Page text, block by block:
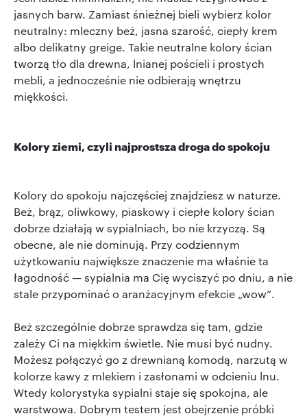
jasnych barw. Zamiast śnieżnej bieli wybierz kolor
neutralny: mleczny beż, jasna szarość, ciepły krem
albo delikatny greige. Takie neutralne kolory ścian
tworzą tło dla drewna, lnianej pościeli i prostych
mebli, a jednocześnie nie odbierają wnętrzu
miękkości.
Kolory ziemi, czyli najprostsza droga do spokoju
Kolory do spokoju najczęściej znajdziesz w naturze.
Beż, brąz, oliwkowy, piaskowy i ciepłe kolory ścian
dobrze działają w sypialniach, bo nie krzyczą. Są
obecne, ale nie dominują. Przy codziennym
użytkowaniu największe znaczenie ma właśnie ta
łagodność — sypialnia ma Cię wyciszyć po dniu, a nie
stale przypominać o aranżacyjnym efekcie „wow”.
Beż szczególnie dobrze sprawdza się tam, gdzie
zależy Ci na miękkim świetle. Nie musi być nudny.
Możesz połączyć go z drewnianą komodą, narzutą w
kolorze kawy z mlekiem i zasłonami w odcieniu lnu.
Wtedy kolorystyka sypialni staje się spokojna, ale
warstwowa. Dobrym testem jest obejrzenie próbki